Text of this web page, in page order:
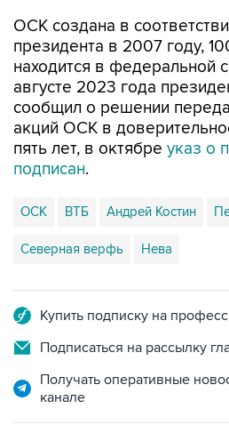
ОСК создана в
президента в 2007 году,
находится в федеральной
августе 2023 года
сообщил о решении
акций ОСК в
пять лет, в октябре указ о
подписан.
ОСК ВТБ Андрей Костин
Северная верфь Нева
Купить подписку на
Подписаться на рассылку
Получать оперативные
канале